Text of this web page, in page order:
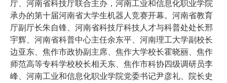
厅、河南省科技厅联合主办 ，河南工业和信息化职业学院
承办的第十届河南省大学生机器人竞赛开幕。河南省教育
厅副厅长朱自锋、河南省科技厅科技人才与科普处处长邢
宇辉、河南省科普中心主任余东平、河南理工大学副校长
边亚东、焦作市政协副主席、焦作大学校长霍晓丽、焦作
师范高等专科学校校长相天东、焦作市科协四级调研员李
峰、河南工业和信息化职业学院党委书记尹彦礼、院长史